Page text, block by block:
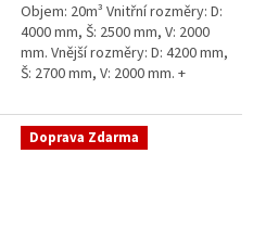
hvězdiček.
Objem: 20m³ Vnitřní rozměry: D:
4000 mm, Š: 2500 mm, V: 2000
mm. Vnější rozměry: D: 4200 mm,
Š: 2700 mm, V: 2000 mm. +
týdny od objednávky....
Doprava Zdarma